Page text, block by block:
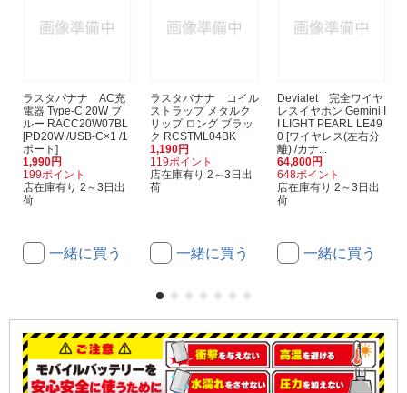
ラスタバナナ AC充
電器 Type-C 20W ブ
ルー RACC20W07BL
[PD20W /USB-C×1 /1
ポート]
1,990円
199ポイント
店在庫有り 2～3日出
荷
一緒に買う
ラスタバナナ コイル
ストラップ メタルク
リップ ロング ブラッ
ク RCSTML04BK
1,190円
119ポイント
店在庫有り 2～3日出
荷
一緒に買う
Devialet 完全ワイヤ
レスイヤホン Gemini I
I LIGHT PEARL LE49
0 [ワイヤレス(左右分
離) /カナ...
64,800円
648ポイント
店在庫有り 2～3日出
荷
一緒に買う